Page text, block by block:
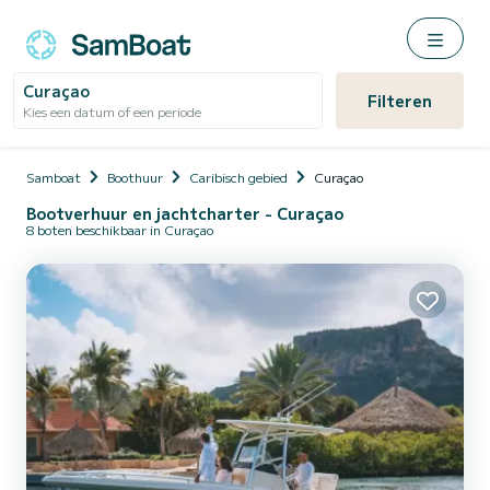
Curaçao
Kies een datum of een periode Filteren
Samboat Boothuur Caribisch gebied Curaçao
Bootverhuur en jachtcharter - Curaçao
8 boten beschikbaar in Curaçao